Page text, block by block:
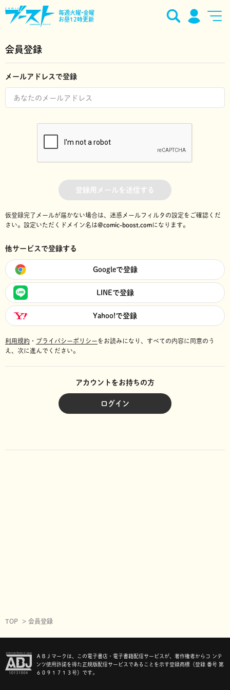
毎週火曜•金曜
お昼12時更新
会員登録
メールアドレスで登録
登録用メールを送信する
仮登録完了メールが届かない場合は、迷惑メールフィルタの設定をご確認くだ
さい。 設定いただくドメイン名は@comic-boost.comになります。
他サービスで登録する
Googleで登録
LINEで登録
Yahoo!で登録
利用規約 ・ プライバシーポリシーをお読みになり、 すべての内容に同意のう
え、次に進んでください。
アカウントをお持ちの方
ログイン
TOP 会員登録
ＡＢＪマークは、この電子書店・電子書籍配信サービスが、著作権者からコ ンテ
ンツ使用許諾を得た正規版配信サービスであることを示す登録商標（登録 番号 第
６０９１７１３号）です。